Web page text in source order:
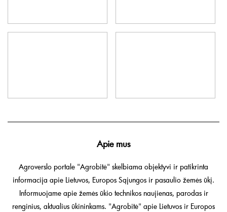
Apie mus
Agroverslo portale "Agrobitė" skelbiama objektyvi ir patikrinta
informacija apie Lietuvos, Europos Sąjungos ir pasaulio žemės ūkį.
Informuojame apie žemės ūkio technikos naujienas, parodas ir
renginius, aktualius ūkininkams. "Agrobitė" apie Lietuvos ir Europos